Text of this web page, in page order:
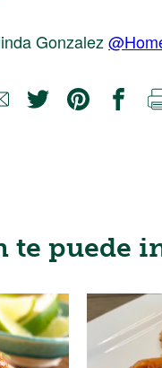
Gonzalez
te puede